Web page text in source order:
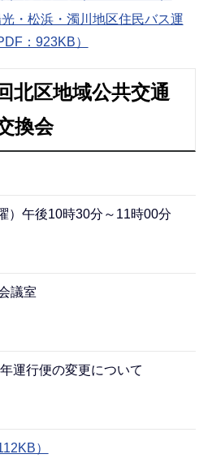
・松浜・濁川地区住民バス運
：923KB）
北区地域公共交通
換会
）午後10時30分～11時00分
議室
運行便の変更について
）